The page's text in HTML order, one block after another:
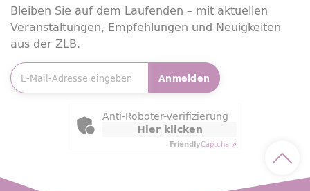
Bleiben Sie auf dem Laufenden – mit aktuellen
Veranstaltungen, Empfehlungen und Neuigkeiten
aus der ZLB.
Anmelden
Friendly Captcha
Anti-Roboter-Verifizierung
Hier klicken
FriendlyCaptcha ⇗